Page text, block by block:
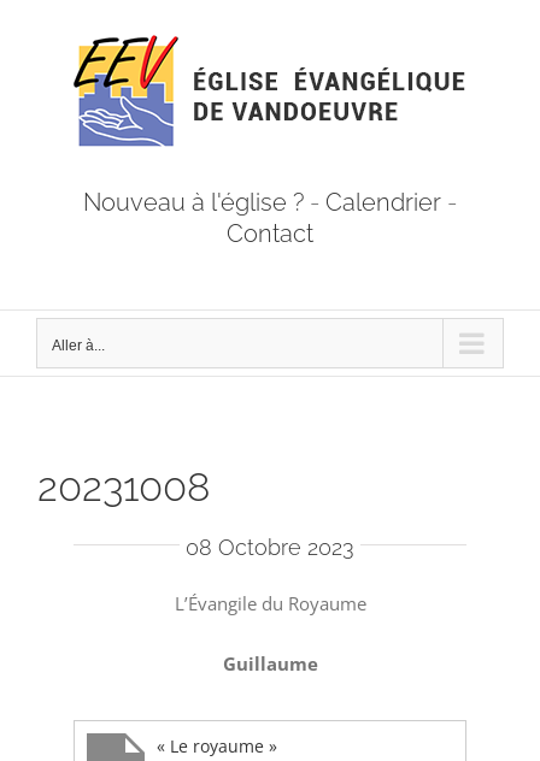
Nouveau à l'église ? - Calendrier -
Contact
Aller à...
20231008
08 Octobre 2023
L’Évangile du Royaume
Guillaume
« Le royaume »